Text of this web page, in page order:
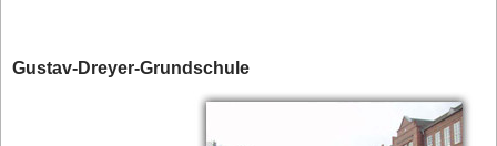
Gustav-Dreyer-Grundschule